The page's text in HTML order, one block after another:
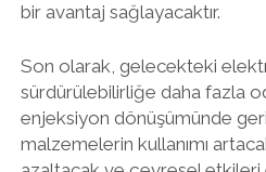
bir avantaj sağlayacaktır.
Son olarak, gelecekteki
sürdürülebilirliğe daha fazla
enjeksiyon dönüşümünde
malzemelerin kullanımı